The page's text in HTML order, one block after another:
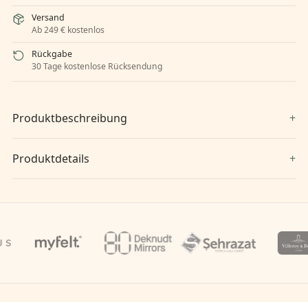
Versand
Ab 249 € kostenlos
Rückgabe
30 Tage kostenlose Rücksendung
Produktbeschreibung
Produktdetails